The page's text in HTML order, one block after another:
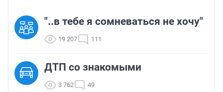
"..в тебе я сомневаться не хочу"
19 207 111
ДТП со знакомыми
3 762 49